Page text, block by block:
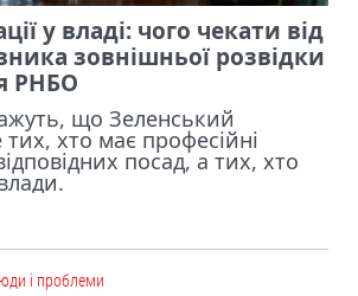
у владі: чого чекати від
зовнішньої розвідки
РНБО
що Зеленський
хто має професійні
посад, а тих, хто
і проблеми